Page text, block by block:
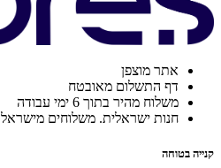
אתר מוצפן
דף התשלום מאובטח
משלוח מהיר בתוך 6 ימי עבודה
חנות ישראלית. משלוחים מישראל
קנייה בטוחה